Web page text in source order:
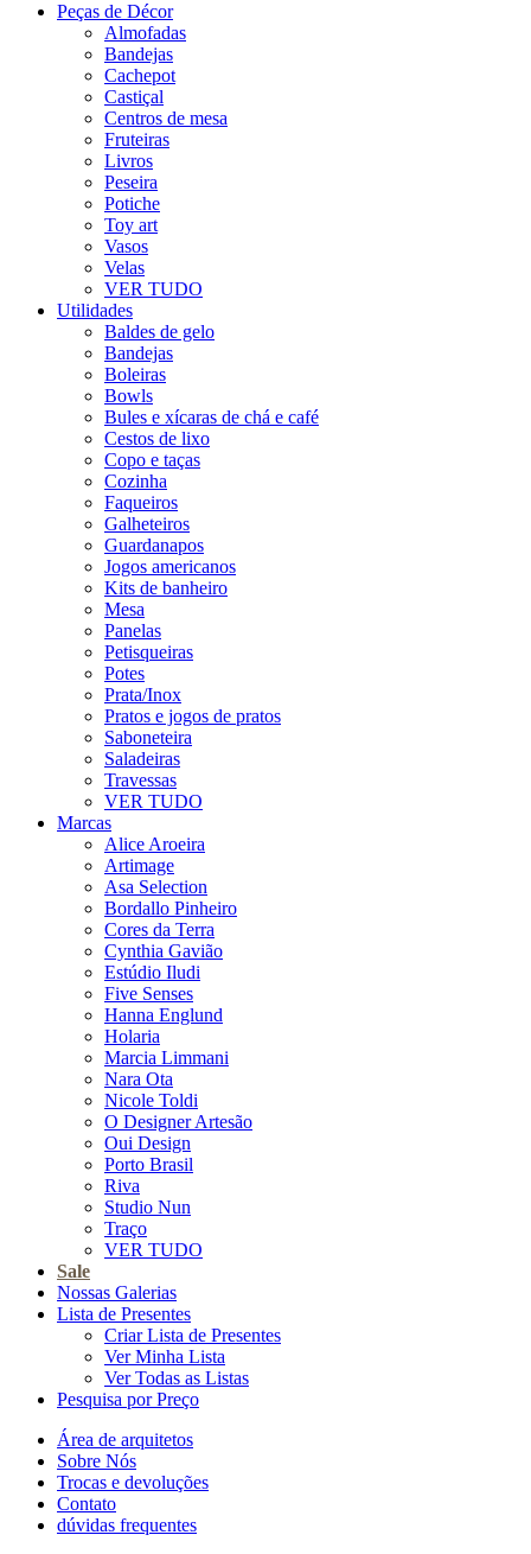
Peças de Décor
Almofadas
Bandejas
Cachepot
Castiçal
Centros de mesa
Fruteiras
Livros
Peseira
Potiche
Toy art
Vasos
Velas
VER TUDO
Utilidades
Baldes de gelo
Bandejas
Boleiras
Bowls
Bules e xícaras de chá e café
Cestos de lixo
Copo e taças
Cozinha
Faqueiros
Galheteiros
Guardanapos
Jogos americanos
Kits de banheiro
Mesa
Panelas
Petisqueiras
Potes
Prata/Inox
Pratos e jogos de pratos
Saboneteira
Saladeiras
Travessas
VER TUDO
Marcas
Alice Aroeira
Artimage
Asa Selection
Bordallo Pinheiro
Cores da Terra
Cynthia Gavião
Estúdio Iludi
Five Senses
Hanna Englund
Holaria
Marcia Limmani
Nara Ota
Nicole Toldi
O Designer Artesão
Oui Design
Porto Brasil
Riva
Studio Nun
Traço
VER TUDO
Sale
Nossas Galerias
Lista de Presentes
Criar Lista de Presentes
Ver Minha Lista
Ver Todas as Listas
Pesquisa por Preço
Área de arquitetos
Sobre Nós
Trocas e devoluções
Contato
dúvidas frequentes